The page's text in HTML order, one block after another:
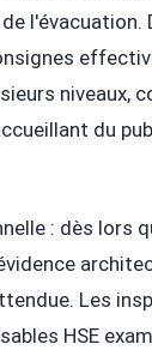
l'évacuation.
niveaux,
du
: dès lors
Les
HSE